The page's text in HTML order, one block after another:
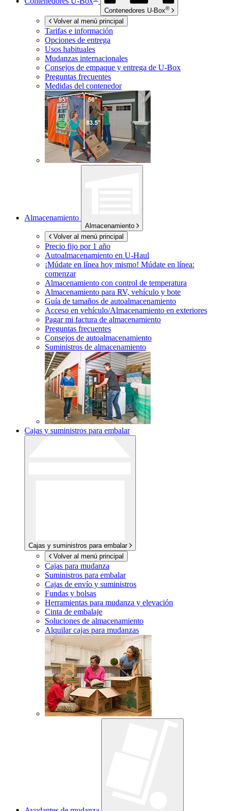
Contenedores U-Box®
Volver al menú principal
Tarifas e información
Opciones de entrega
Usos habituales
Mudanzas internacionales
Consejos de empaque y entrega de U-Box
Preguntas frecuentes
Medidas del contenedor
Almacenamiento
Almacenamiento
Volver al menú principal
Precio fijo por 1 año
Autoalmacenamiento en U-Haul
¡Múdate en línea hoy mismo! Múdate en línea:
comenzar
Almacenamiento con control de temperatura
Almacenamiento para RV, vehículo y bote
Guía de tamaños de autoalmacenamiento
Acceso en vehículo/Almacenamiento en exteriores
Pagar mi factura de almacenamiento
Preguntas frecuentes
Consejos de autoalmacenamiento
Suministros de almacenamiento
Cajas y suministros para embalar
Cajas y suministros para embalar
Volver al menú principal
Cajas para mudanza
Suministros para embalar
Cajas de envío y suministros
Fundas y bolsas
Herramientas para mudanza y elevación
Cinta de embalaje
Soluciones de almacenamiento
Alquilar cajas para mudanzas